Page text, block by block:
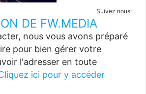
Suivez nous:
DE FW.MEDIA
nous vous avons préparé
pour bien gérer votre
l'adresser en toute
ici pour y accéder